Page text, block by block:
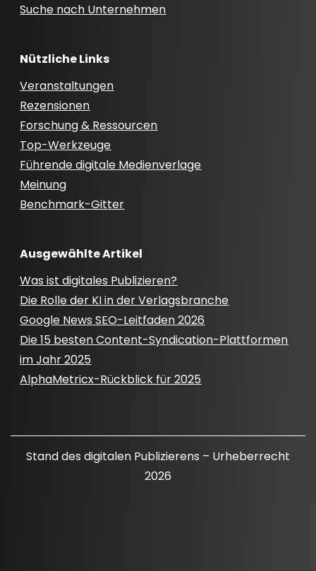
Suche nach Unternehmen
Nützliche Links
Veranstaltungen
Rezensionen
Forschung & Ressourcen
Top-Werkzeuge
Führende digitale Medienverlage
Meinung
Benchmark-Gitter
Ausgewählte Artikel
Was ist digitales Publizieren?
Die Rolle der KI in der Verlagsbranche
Google News SEO-Leitfaden 2026
Die 15 besten Content-Syndication-Plattformen
im Jahr 2025
AlphaMetricx-Rückblick für 2025
Stand des digitalen Publizierens – Urheberrecht
2026